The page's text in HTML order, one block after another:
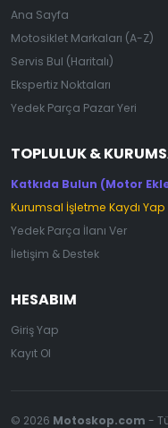
Ana Sayfa
Motosiklet Markaları (A-Z)
Servis Bul (Haritalı)
Ekspertiz Noktaları
Yedek Parça Pazar Yeri
TOPLULUK &
Katkıda Bulun (Motor
Kurumsal İşletme Kaydı Yap
Yedek Parça İlanı Ver
İletişim & Destek
HESABIM
Giriş Yap
Kayıt Ol
© 2026 Motoskop.com -